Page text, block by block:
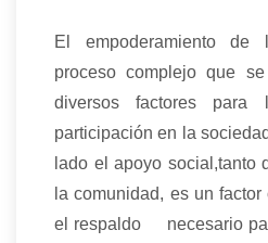
El empoderamiento
proceso complejo que
diversos factores para
participación en la
lado el apoyo social,tanto
la comunidad, es un
el respaldo necesario